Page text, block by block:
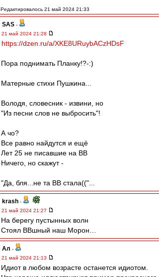
Редактировалось 21 май 2024 21:33
SAS -
21 май 2024 21:28
https://dzen.ru/a/XKE8URuybACzHDsF
Пора поднимать Планку!?-:)
Матерные стихи Пушкина...
Володя, словесник - извини, но
"Из песни слов не выбросить"!
А чо?
Все равно найдутся и ещё
Лет 25 не писавшие на ВВ
Ничего, но скажут -
"Да, бля...не та ВВ стала(("...
krash -
21 май 2024 21:27
На берегу пустынных волн
Стоял ВВшный наш Морон…
Ал -
21 май 2024 21:13
Идиот в любом возрасте останется идиотом.